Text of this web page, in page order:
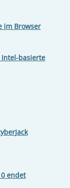
im Browser
basierte
endet